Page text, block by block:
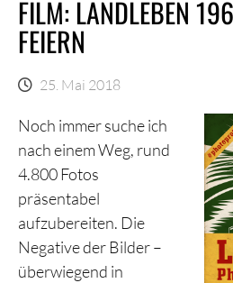
FILM: LANDLEBEN
FEIERN
25. Mai 2018
Noch immer suche ich
nach einem Weg, rund
4.800 Fotos
präsentabel
aufzubereiten. Die
Negative der Bilder –
überwiegend in